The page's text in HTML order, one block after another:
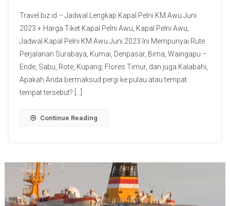
Travel.biz.id – Jadwal Lengkap Kapal Pelni KM Awu Juni
2023 + Harga Tiket Kapal Pelni Awu, Kapal Pelni Awu,
Jadwal Kapal Pelni KM Awu Juni 2023 Ini Mempunyai Rute
Perjalanan Surabaya, Kumai, Denpasar, Bima, Waingapu –
Ende, Sabu, Rote, Kupang, Flores Timur, dan juga Kalabahi,
Apakah Anda bermaksud pergi ke pulau atau tempat
tempat tersebut? […]
Continue Reading